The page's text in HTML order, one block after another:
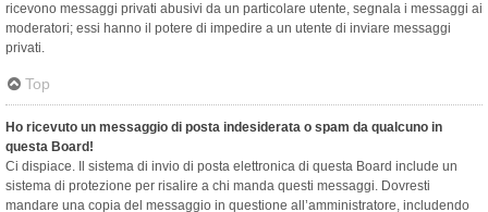
ricevono messaggi privati ​​abusivi da un particolare utente, segnala i messaggi ai
moderatori; essi hanno il potere di impedire a un utente di inviare messaggi
privati​​.
Top
Ho ricevuto un messaggio di posta indesiderata o spam da qualcuno in
questa Board!
Ci dispiace. Il sistema di invio di posta elettronica di questa Board include un
sistema di protezione per risalire a chi manda questi messaggi. Dovresti
mandare una copia del messaggio in questione all’amministratore, includendo